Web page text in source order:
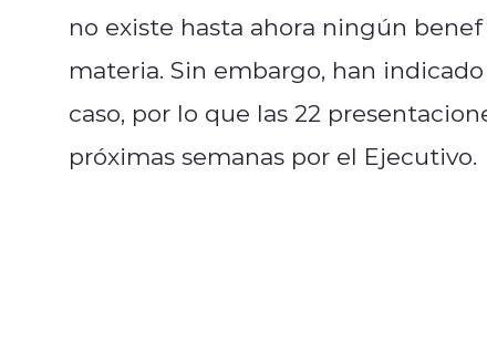
no existe hasta ahora ningún
materia. Sin embargo, han
caso, por lo que las 22
próximas semanas por el Ejecutivo.